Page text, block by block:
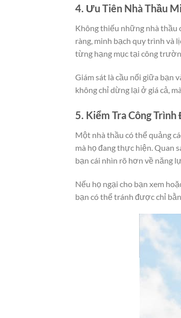
4. Ưu Tiên Nhà Thầu
Không thiếu những nhà thầu
ràng, minh bạch quy trình và
từng hạng mục tại công
Giám sát là cầu nối giữa bạn
không chỉ dừng lại ở giá cả,
5. Kiểm Tra Công
Một nhà thầu có thể quảng
mà họ đang thực hiện. Quan
bạn cái nhìn rõ hơn về năng
Nếu họ ngại cho bạn xem
bạn có thể tránh được chỉ